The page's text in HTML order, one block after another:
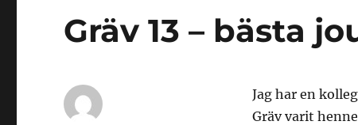
Gräv 13 – bästa
Jag har en
Gräv varit